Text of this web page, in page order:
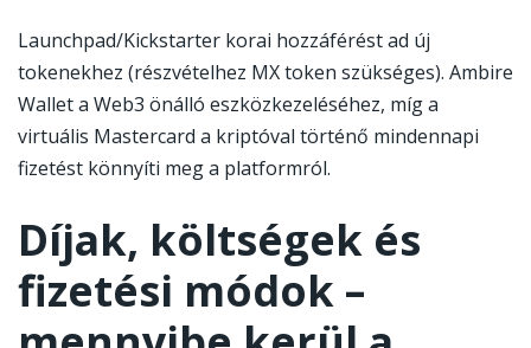
Launchpad/Kickstarter korai hozzáférést ad új
tokenekhez (részvételhez MX token szükséges). Ambire
Wallet a Web3 önálló eszközkezeléséhez, míg a
virtuális Mastercard a kriptóval történő mindennapi
fizetést könnyíti meg a platformról.
Díjak, költségek és
fizetési módok –